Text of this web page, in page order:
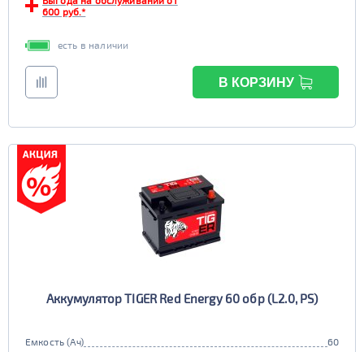
600 руб.*
есть в наличии
В КОРЗИНУ
Аккумулятор TIGER Red Energy 60 обр (L2.0, PS)
Емкость (Ач)
60